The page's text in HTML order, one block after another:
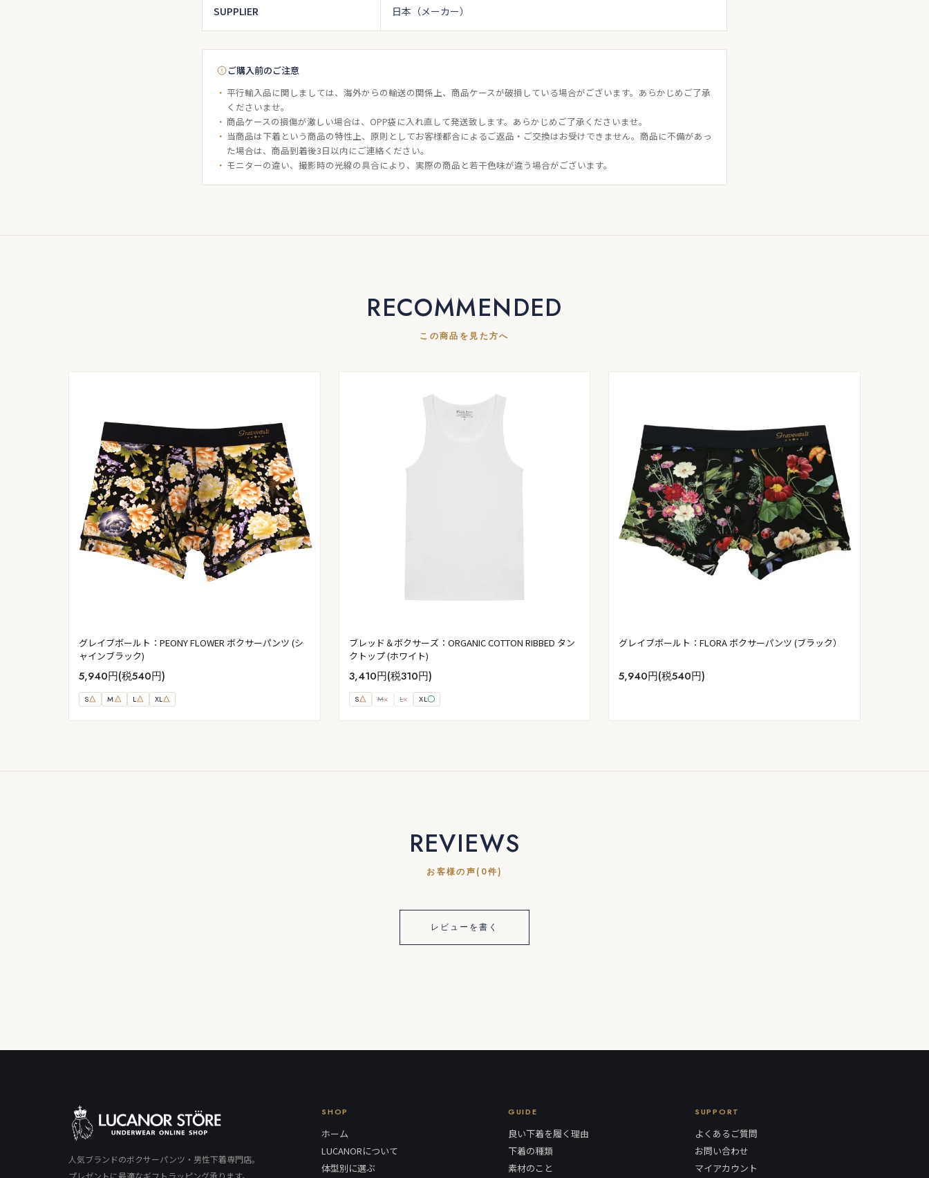
SUPPLIER 日本（メーカー）
ご購入前のご注意
平行輸入品に関しましては、海外からの輸送の関係上、商品ケースが破損している場合がございます。あらかじめご了承
くださいませ。
商品ケースの損傷が激しい場合は、OPP袋に入れ直して発送致します。あらかじめご了承くださいませ。
当商品は下着という商品の特性上、原則としてお客様都合によるご返品・ご交換はお受けできません。商品に不備があっ
た場合は、商品到着後3日以内にご連絡ください。
モニターの違い、撮影時の光線の具合により、実際の商品と若干色味が違う場合がございます。
RECOMMENDED
この商品を見た方へ
グレイブボールト：PEONY FLOWER ボクサーパンツ (シ
ャインブラック)
5,940円(税540円)
S△ M△ L△ XL△
ブレッド＆ボクサーズ：ORGANIC COTTON RIBBED タン
クトップ (ホワイト)
3,410円(税310円)
S△ M× L× XL〇
グレイブボールト：FLORA ボクサーパンツ (ブラック）
5,940円(税540円)
REVIEWS
お客様の声(0件)
レビューを書く
人気ブランドのボクサーパンツ・男性下着専門店。
SHOP
ホーム
LUCANORについて
体型別に選ぶ
GUIDE
良い下着を履く理由
下着の種類
素材のこと
SUPPORT
よくあるご質問
お問い合わせ
マイアカウント